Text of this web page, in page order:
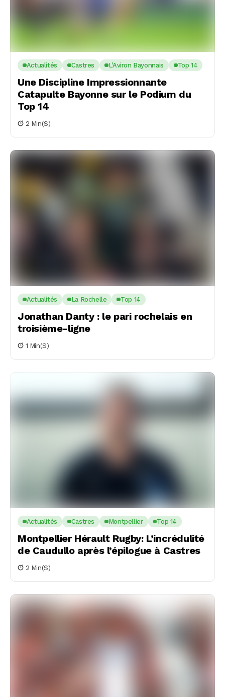
Actualités Castres L'Aviron Bayonnais Top 14
Une Discipline Impressionnante
Catapulte Bayonne sur le Podium du
Top 14
2 Min(s)
Actualités La Rochelle Top 14
Jonathan Danty : le pari rochelais en
troisième-ligne
1 Min(s)
Actualités Castres Montpellier Top 14
Montpellier Hérault Rugby: L’incrédulité
de Caudullo après l’épilogue à Castres
2 Min(s)